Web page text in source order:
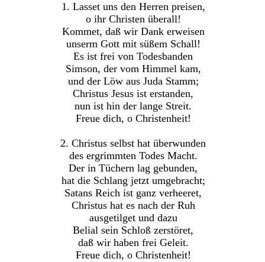
1. Lasset uns den Herren preisen,
o ihr Christen überall!
Kommet, daß wir Dank erweisen
unserm Gott mit süßem Schall!
Es ist frei von Todesbanden
Simson, der vom Himmel kam,
und der Löw aus Juda Stamm;
Christus Jesus ist erstanden,
nun ist hin der lange Streit.
Freue dich, o Christenheit!
2. Christus selbst hat überwunden
des ergrimmten Todes Macht.
Der in Tüchern lag gebunden,
hat die Schlang jetzt umgebracht;
Satans Reich ist ganz verheeret,
Christus hat es nach der Ruh
ausgetilget und dazu
Belial sein Schloß zerstöret,
daß wir haben frei Geleit.
Freue dich, o Christenheit!